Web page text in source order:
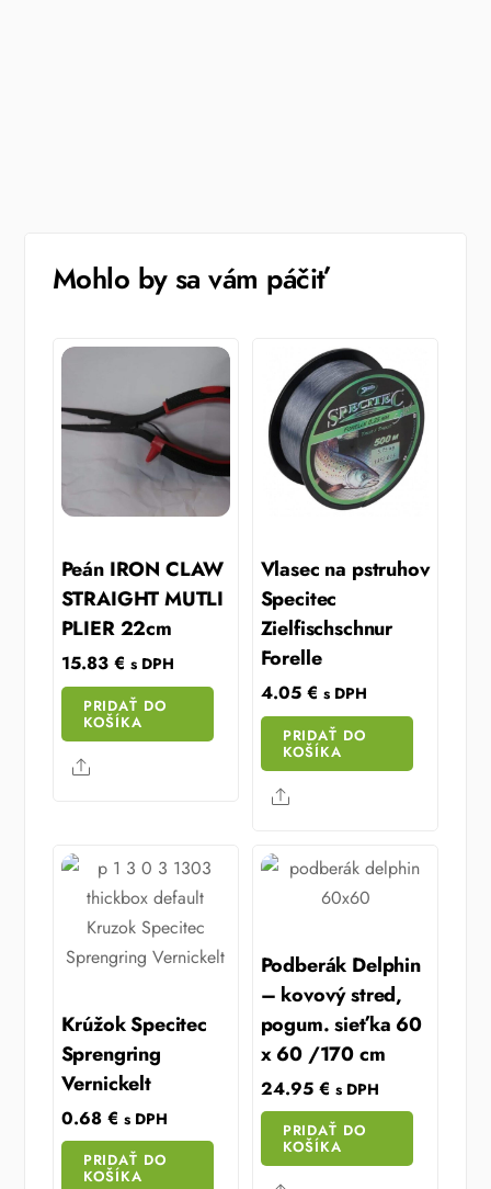
Mohlo by sa vám páčiť
Peán IRON CLAW
STRAIGHT MUTLI
PLIER 22cm
15.83 € s DPH
PRIDAŤ DO
KOŠÍKA
Share
Vlasec na pstruhov
Specitec
Zielfischschnur
Forelle
4.05 € s DPH
PRIDAŤ DO
KOŠÍKA
Share
Krúžok Specitec
Sprengring
Vernickelt
0.68 € s DPH
PRIDAŤ DO
KOŠÍKA
Podberák Delphin
– kovový stred,
pogum. sieťka 60
x 60 /170 cm
24.95 € s DPH
PRIDAŤ DO
KOŠÍKA